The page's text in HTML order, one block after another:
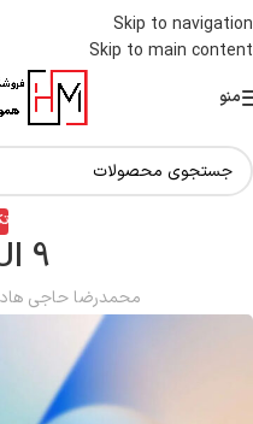
Skip to navigation
Skip to main content
منو
9
محمدرضا حاجی